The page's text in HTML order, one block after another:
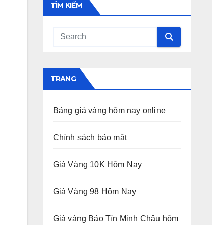
TÌM KIẾM
TRANG
Bảng giá vàng hôm nay online
Chính sách bảo mật
Giá Vàng 10K Hôm Nay
Giá Vàng 98 Hôm Nay
Giá vàng Bảo Tín Minh Châu hôm